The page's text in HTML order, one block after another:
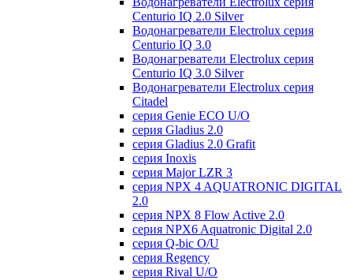
Centurio IQ 2.0 Silver
Водонагреватели Electrolux серия
Centurio IQ 3.0
Водонагреватели Electrolux серия
Centurio IQ 3.0 Silver
Водонагреватели Electrolux серия
Citadel
серия Genie ECO U/О
серия Gladius 2.0
серия Gladius 2.0 Grafit
серия Inoxis
серия Major LZR 3
серия NPX 4 AQUATRONIC DIGITAL
2.0
серия NPX 8 Flow Active 2.0
серия NPX6 Aquatronic Digital 2.0
серия Q-bic O/U
серия Regency
серия Rival U/О